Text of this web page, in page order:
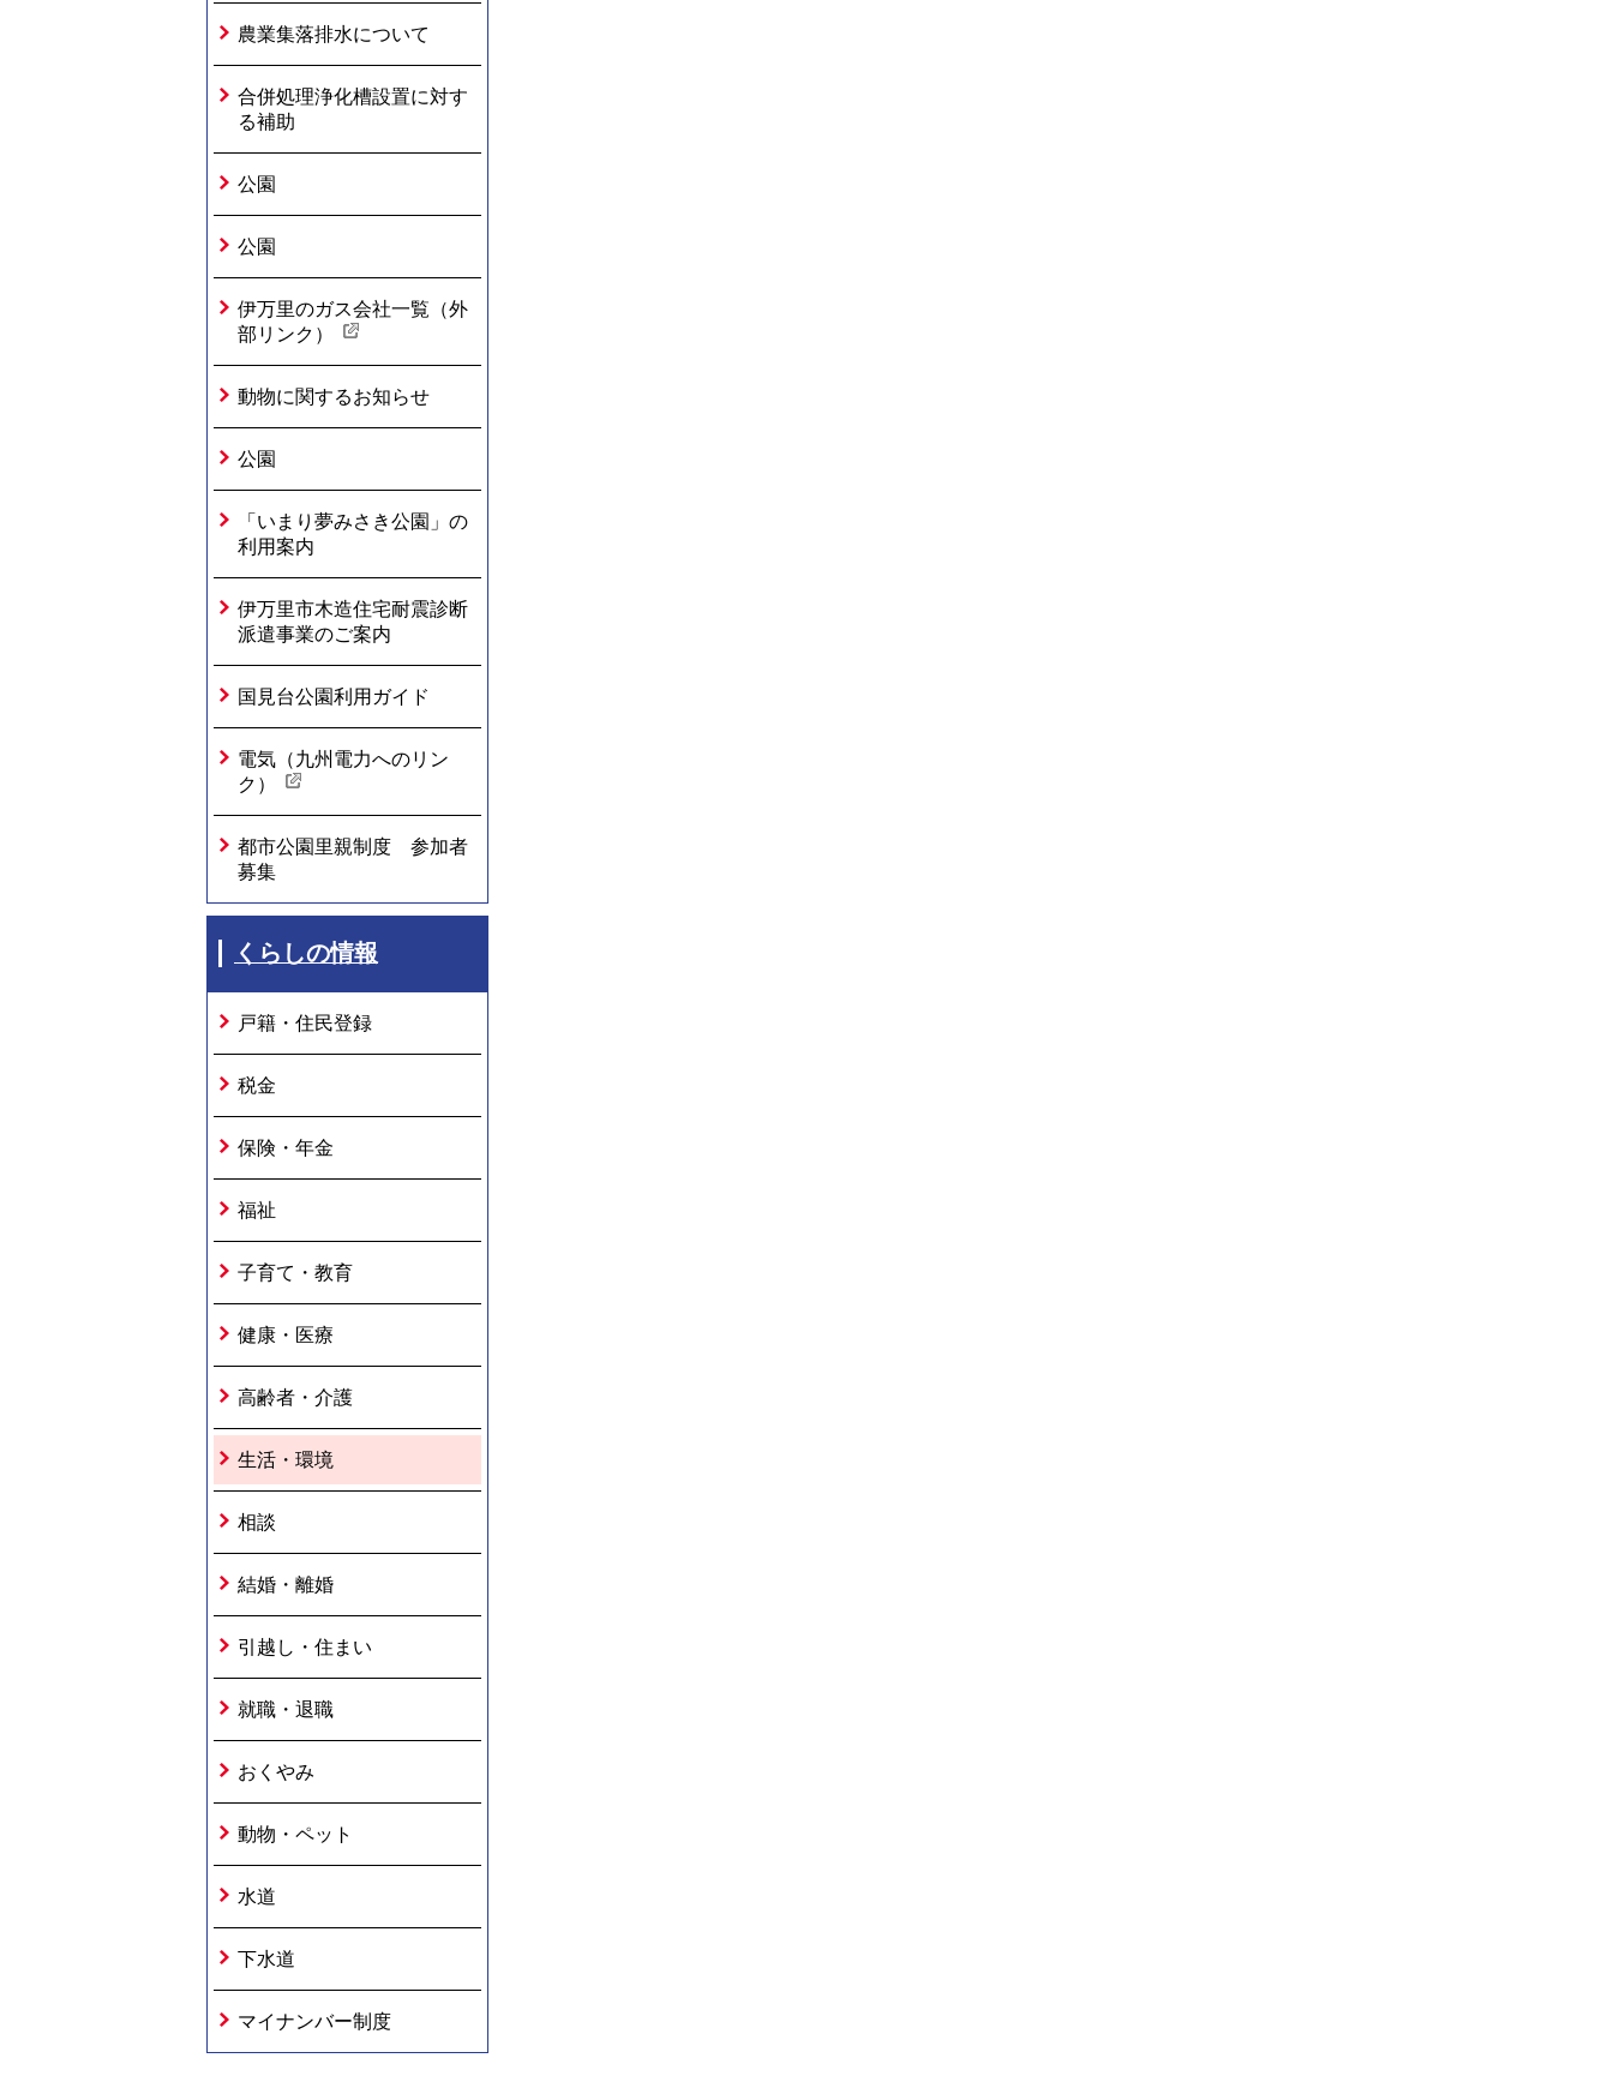
農業集落排水について
合併処理浄化槽設置に対す
る補助
公園
公園
伊万里のガス会社一覧（外
部リンク）
動物に関するお知らせ
公園
「いまり夢みさき公園」の
利用案内
伊万里市木造住宅耐震診断
派遣事業のご案内
国見台公園利用ガイド
電気（九州電力へのリン
ク）
都市公園里親制度 参加者
募集
くらしの情報
戸籍・住民登録
税金
保険・年金
福祉
子育て・教育
健康・医療
高齢者・介護
生活・環境
相談
結婚・離婚
引越し・住まい
就職・退職
おくやみ
動物・ペット
水道
下水道
マイナンバー制度